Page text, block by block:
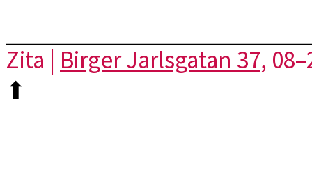
Zita | Birger Jarlsgatan 37,
⬆︎